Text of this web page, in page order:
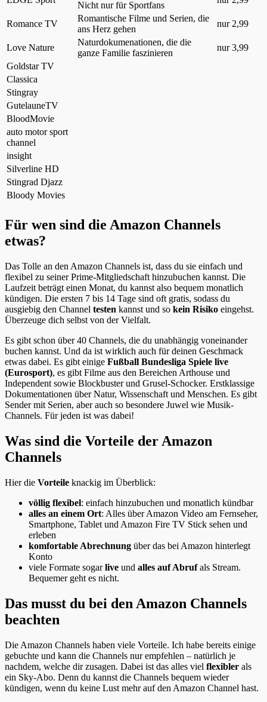
Nicht nur für Sportfans
Romance TV
Romantische Filme und Serien, die
ans Herz gehen
nur 2,99
Love Nature
Naturdokumenationen, die die
ganze Familie faszinieren
nur 3,99
Goldstar TV
Classica
Stingray
GutelauneTV
BloodMovie
auto motor sport
channel
insight
Silverline HD
Stingrad Djazz
Bloody Movies
Für wen sind die Amazon Channels
etwas?
Das Tolle an den Amazon Channels ist, dass du sie einfach und
flexibel zu seiner Prime-Mitgliedschaft hinzubuchen kannst. Die
Laufzeit beträgt einen Monat, du kannst also bequem monatlich
kündigen. Die ersten 7 bis 14 Tage sind oft gratis, sodass du
ausgiebig den Channel testen kannst und so kein Risiko eingehst.
Überzeuge dich selbst von der Vielfalt.
Es gibt schon über 40 Channels, die du unabhängig voneinander
buchen kannst. Und da ist wirklich auch für deinen Geschmack
etwas dabei. Es gibt einige Fußball Bundesliga Spiele live
(Eurosport), es gibt Filme aus den Bereichen Arthouse und
Independent sowie Blockbuster und Grusel-Schocker. Erstklassige
Dokumentationen über Natur, Wissenschaft und Menschen. Es gibt
Sender mit Serien, aber auch so besondere Juwel wie Musik-
Channels. Für jeden ist was dabei!
Was sind die Vorteile der Amazon
Channels
Hier die Vorteile knackig im Überblick:
völlig flexibel: einfach hinzubuchen und monatlich kündbar
alles an einem Ort: Alles über Amazon Video am Fernseher,
Smartphone, Tablet und Amazon Fire TV Stick sehen und
erleben
komfortable Abrechnung über das bei Amazon hinterlegt
Konto
viele Formate sogarlive und alles auf Abrufals Stream.
Bequemer geht es nicht.
Das musst du bei den Amazon Channels
beachten
Die Amazon Channels haben viele Vorteile. Ich habe bereits einige
gebuchte und kann die Channels nur empfehlen – natürlich je
nachdem, welche dir zusagen. Dabei ist das alles viel flexibler als
ein Sky-Abo. Denn du kannst die Channels bequem wieder
kündigen, wenn du keine Lust mehr auf den Amazon Channel hast.